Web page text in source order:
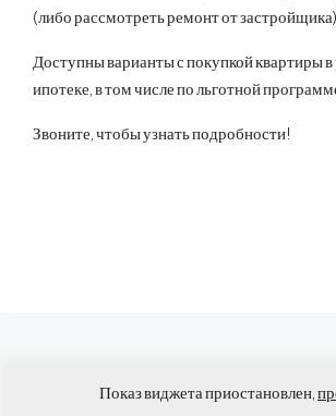
(либо рассмотреть ремонт от застройщика).
Доступны варианты с покупкой квартиры в
ипотеке, в том числе по льготной
Звоните, чтобы узнать подробности!
Показ виджета приостановлен,